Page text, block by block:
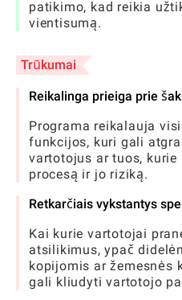
patikimo, kad reikia
vientisumą.
Trūkumai
Reikalinga prieiga prie
Programa reikalauja
funkcijos, kuri gali
vartotojus ar tuos,
procesą ir jo riziką.
Retkarčiais vykstantys
Kai kurie vartotojai
atsilikimus, ypač
kopijomis ar žemesnės
gali kliudyti vartotojo